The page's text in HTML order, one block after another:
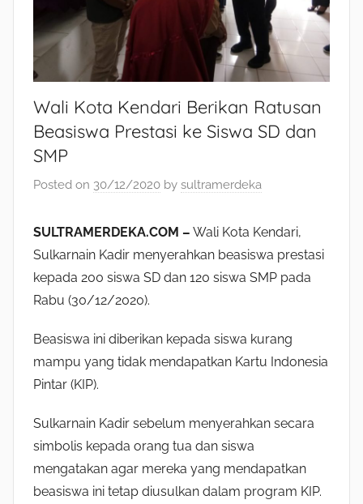
Wali Kota Kendari Berikan Ratusan
Beasiswa Prestasi ke Siswa SD dan
SMP
Posted on 30/12/2020 by sultramerdeka
SULTRAMERDEKA.COM – Wali Kota Kendari,
Sulkarnain Kadir menyerahkan beasiswa prestasi
kepada 200 siswa SD dan 120 siswa SMP pada
Rabu (30/12/2020).
Beasiswa ini diberikan kepada siswa kurang
mampu yang tidak mendapatkan Kartu Indonesia
Pintar (KIP).
Sulkarnain Kadir sebelum menyerahkan secara
simbolis kepada orang tua dan siswa
mengatakan agar mereka yang mendapatkan
beasiswa ini tetap diusulkan dalam program KIP.